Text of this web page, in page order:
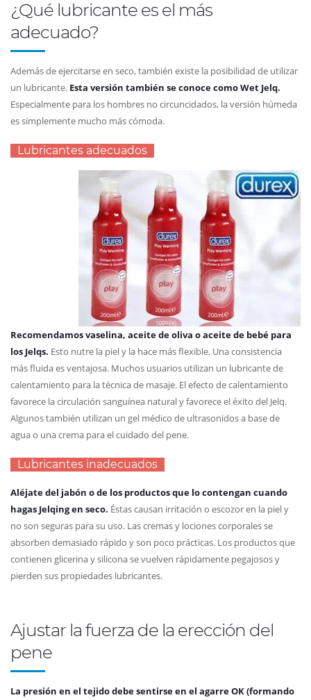
¿Qué lubricante es el más
adecuado?
Además de ejercitarse en seco, también existe la posibilidad de utilizar
un lubricante. Esta versión también se conoce como Wet Jelq.
Especialmente para los hombres no circuncidados, la versión húmeda
es simplemente mucho más cómoda.
Lubricantes adecuados
Recomendamos vaselina, aceite de oliva o aceite de bebé para
los Jelqs. Esto nutre la piel y la hace más flexible. Una consistencia
más fluida es ventajosa. Muchos usuarios utilizan un lubricante de
calentamiento para la técnica de masaje. El efecto de calentamiento
favorece la circulación sanguínea natural y favorece el éxito del Jelq.
Algunos también utilizan un gel médico de ultrasonidos a base de
agua o una crema para el cuidado del pene.
Lubricantes inadecuados
Aléjate del jabón o de los productos que lo contengan cuando
hagas Jelqing en seco. Éstas causan irritación o escozor en la piel y
no son seguras para su uso. Las cremas y lociones corporales se
absorben demasiado rápido y son poco prácticas. Los productos que
contienen glicerina y silicona se vuelven rápidamente pegajosos y
pierden sus propiedades lubricantes.
Ajustar la fuerza de la erección del
pene
La presión en el tejido debe sentirse en el agarre OK (formando